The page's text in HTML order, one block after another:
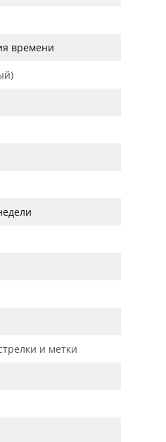
времени
и метки